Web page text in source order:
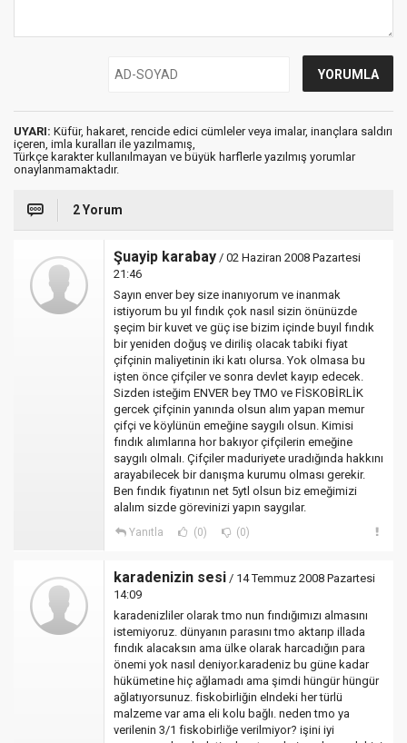
UYARI: Küfür, hakaret, rencide edici cümleler veya imalar, inançlara saldırı
içeren, imla kuralları ile yazılmamış,
Türkçe karakter kullanılmayan ve büyük harflerle yazılmış yorumlar
onaylanmamaktadır.
2 Yorum
Şuayip karabay / 02 Haziran 2008 Pazartesi
21:46
Sayın enver bey size inanıyorum ve inanmak
istiyorum bu yıl fındık çok nasıl sizin önünüzde
şeçim bir kuvet ve güç ise bizim içinde buyıl fındık
bir yeniden doğuş ve diriliş olacak tabiki fiyat
çifçinin maliyetinin iki katı olursa. Yok olmasa bu
işten önce çifçiler ve sonra devlet kayıp edecek.
Sizden isteğim ENVER bey TMO ve FİSKOBİRLİK
gercek çifçinin yanında olsun alım yapan memur
çifçi ve köylünün emeğine saygılı olsun. Kimisi
fındık alımlarına hor bakıyor çifçilerin emeğine
saygılı olmalı. Çifçiler maduriyete uradığında hakkını
arayabilecek bir danışma kurumu olması gerekir.
Ben fındık fiyatının net 5ytl olsun biz emeğimizi
alalım sizde görevinizi yapın saygılar.
Yanıtla (0) (0)
karadenizin sesi / 14 Temmuz 2008 Pazartesi
14:09
karadenizliler olarak tmo nun fındığımızı almasını
istemiyoruz. dünyanın parasını tmo aktarıp illada
fındık alacaksın ama ülke olarak harcadığın para
önemi yok nasıl deniyor.karadeniz bu güne kadar
hükümetine hiç ağlamadı ama şimdi hüngür hüngür
ağlatıyorsunuz. fiskobirliğin elndeki her türlü
malzeme var ama eli kolu bağlı. neden tmo ya
verilenin 3/1 fiskobirliğe verilmiyor? işini iyi